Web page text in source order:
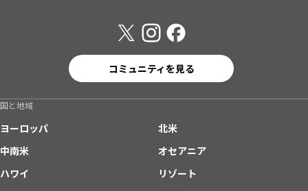
コミュニティを見る
国と地域
ヨーロッパ
北米
中南米
オセアニア
ハワイ
リゾート